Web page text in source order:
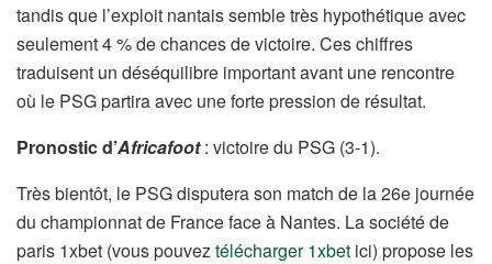
tandis que l’exploit nantais semble très hypothétique avec
seulement 4 % de chances de victoire. Ces chiffres
traduisent un déséquilibre important avant une rencontre
où le PSG partira avec une forte pression de résultat.
Pronostic d’Africafoot: victoire du PSG (3-1).
Très bientôt, le PSG disputera son match de la 26e journée
du championnat de France face à Nantes. La société de
paris 1xbet (vous pouveztélécharger 1xbet ici) propose les